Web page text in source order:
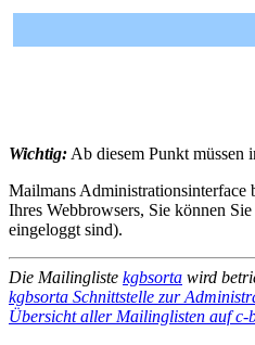
Wichtig: Ab diesem Punkt müssen
Mailmans Administrationsinterface
Ihres Webbrowsers, Sie können
eingeloggt sind).
Die Mailingliste kgbsorta wird
kgbsorta Schnittstelle zur
Übersicht aller Mailinglisten auf c-